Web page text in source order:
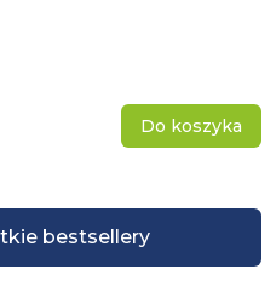
bestsellery
Do koszyka